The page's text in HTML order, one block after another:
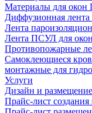
Материалы для окон
Диффузионная
Лента
Лента ПСУЛ для
Противопожарные
Самоклеющиеся
монтажные для
Услуги
Дизайн и
Прайс-лист создания